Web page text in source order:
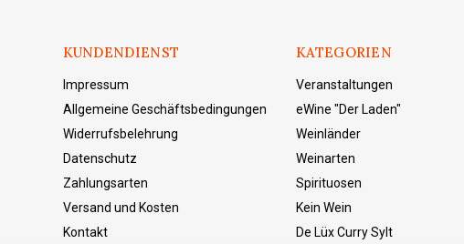
KUNDENDIENST
Impressum
Allgemeine Geschäftsbedingungen
Widerrufsbelehrung
Datenschutz
Zahlungsarten
Versand und Kosten
Kontakt
KATEGORIEN
Veranstaltungen
eWine "Der Laden"
Weinländer
Weinarten
Spirituosen
Kein Wein
De Lüx Curry Sylt